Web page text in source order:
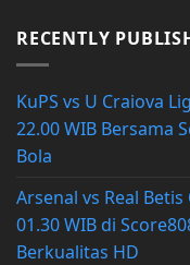
RECENTLY
KuPS vs U Craiova
22.00 WIB Bersama
Bola
Arsenal vs Real
01.30 WIB di
Berkualitas HD